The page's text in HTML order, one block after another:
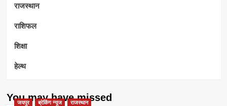
राजस्थान
राशिफल
शिक्षा
हेल्थ
You may have missed
जयपुर ब्रेकिंग न्यूज राजस्थान